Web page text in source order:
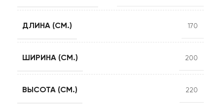
ДЛИНА (СМ.) 170
ШИРИНА (СМ.) 200
ВЫСОТА (СМ.) 220